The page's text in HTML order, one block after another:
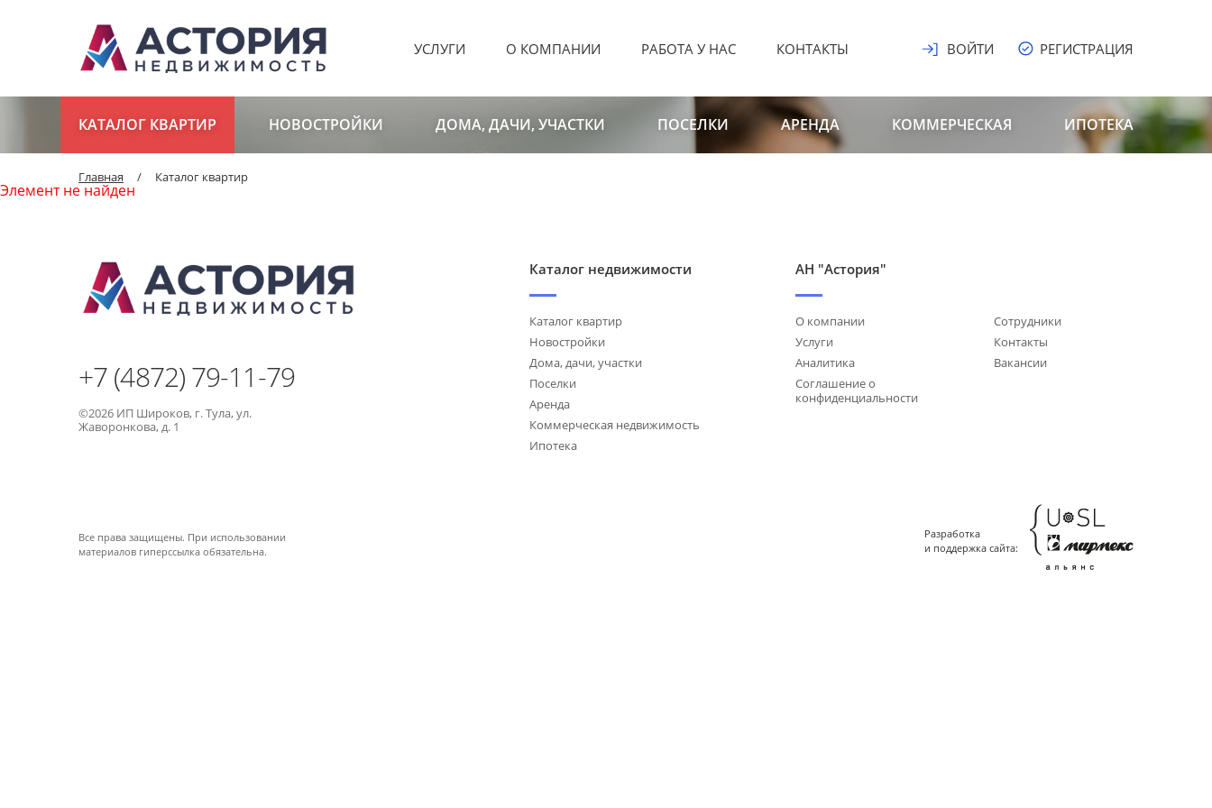
УСЛУГИ О КОМПАНИИ РАБОТА У НАС КОНТАКТЫ ВОЙТИ РЕГИСТРАЦИЯ
КАТАЛОГ КВАРТИР НОВОСТРОЙКИ ДОМА, ДАЧИ, УЧАСТКИ ПОСЕЛКИ АРЕНДА КОММЕРЧЕСКАЯ ИПОТЕКА
Главная / Каталог квартир
Элемент не найден
+7 (4872) 79-11-79
©2026 ИП Широков, г. Тула, ул.
Жаворонкова, д. 1
Все права защищены. При использовании
материалов гиперссылка обязательна.
Каталог недвижимости
Каталог квартир
Новостройки
Дома, дачи, участки
Поселки
Аренда
Коммерческая недвижимость
Ипотека
АН "Астория"
О компании
Услуги
Аналитика
Соглашение о
конфиденциальности
Сотрудники
Контакты
Вакансии
Разработка
и поддержка сайта: